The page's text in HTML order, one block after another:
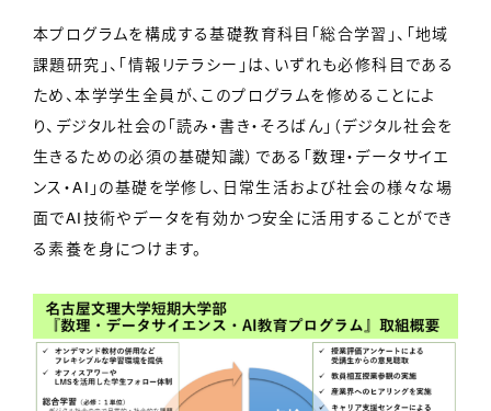
本プログラムを構成する基礎教育科目「総合学習」、「地域
課題研究」、「情報リテラシー」は、いずれも必修科目である
ため、本学学生全員が、このプログラムを修めることによ
り、デジタル社会の「読み・書き・そろばん」（デジタル社会を
生きるための必須の基礎知識）である「数理・データサイエ
ンス・AI」の基礎を学修し、日常生活および社会の様々な場
面でAI技術やデータを有効かつ安全に活用することができ
る素養を身につけます。